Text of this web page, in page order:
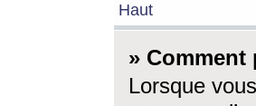
Haut
» Comment
Lorsque